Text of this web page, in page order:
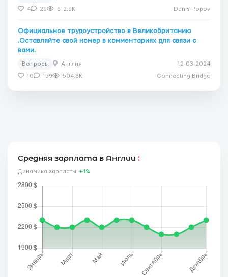
4 26 612.9K Denis Popov
Официальное трудоустройство в Великобританию
.Оставляйте свой номер в комментариях для связи с
вами.
Вопросы Англия 12-03-2024
10 159 504.3K Connecting Bridge
Средняя зарплата в Англии :
Динамика зарплаты: +4%